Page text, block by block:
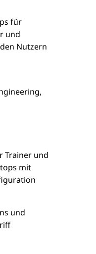
für
und
Nutzern
Trainer und
mit
und